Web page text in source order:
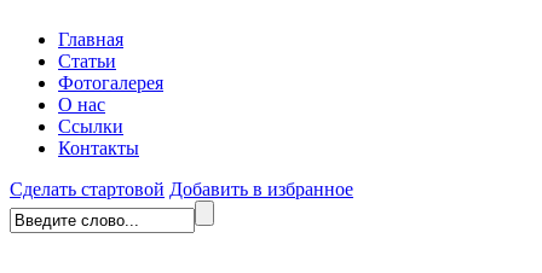
Главная
Статьи
Фотогалерея
О нас
Ссылки
Контакты
Сделать стартовой Добавить в избранное